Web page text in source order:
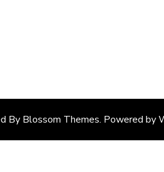
By Blossom Themes. Powered by